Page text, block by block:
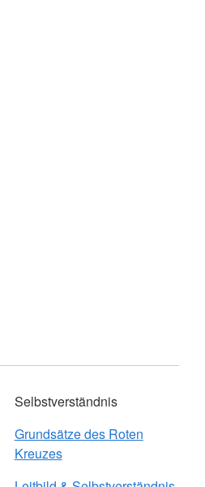
Selbstverständnis
Grundsätze des Roten
Kreuzes